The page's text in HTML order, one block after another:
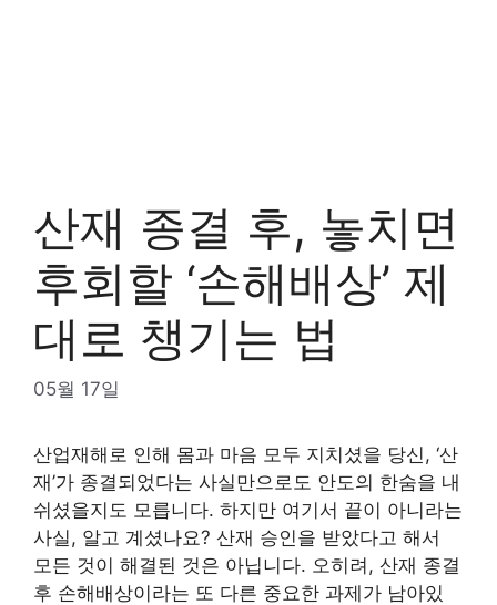
산재 종결 후, 놓치면
후회할 ‘손해배상’ 제
대로 챙기는 법
05월 17일
산업재해로 인해 몸과 마음 모두 지치셨을 당신, ‘산
재’가 종결되었다는 사실만으로도 안도의 한숨을 내
쉬셨을지도 모릅니다. 하지만 여기서 끝이 아니라는
사실, 알고 계셨나요? 산재 승인을 받았다고 해서
모든 것이 해결된 것은 아닙니다. 오히려, 산재 종결
후 손해배상이라는 또 다른 중요한 과제가 남아있